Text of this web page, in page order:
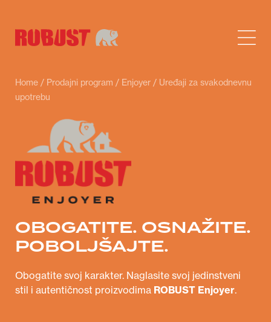
Home / Prodajni program / Enjoyer / Uređaji za svakodnevnu
upotrebu
OBOGATITE. OSNAŽITE.
POBOLJŠAJTE.
Obogatite svoj karakter. Naglasite svoj jedinstveni
stil i autentičnost proizvodima ROBUST Enjoyer.